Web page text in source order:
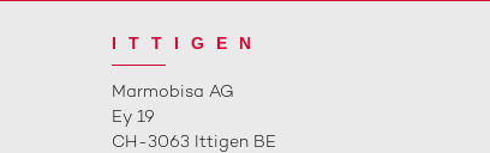
ITTIGEN
Marmobisa AG
Ey 19
CH-3063 Ittigen BE